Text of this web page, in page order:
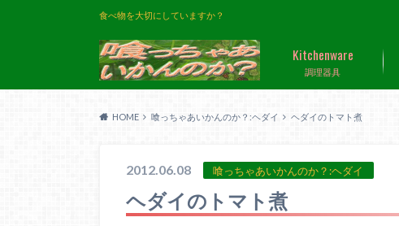
食べ物を大切にしていますか？
調理器具
Kitchenware
HOME 喰っちゃあいかんのか？:ヘダイ ヘダイのトマト煮
2012.06.08 喰っちゃあいかんのか？:ヘダイ
ヘダイのトマト煮